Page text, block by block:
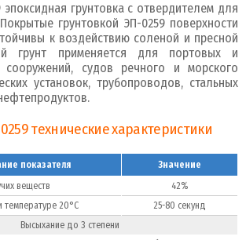
эпоксидная грунтовка с отвердителем для
грунтовкой ЭП-0259 поверхности
к воздействию соленой и пресной
грунт применяется для портовых и
сооружений, судов речного и морского
установок, трубопроводов, стальных
технические характеристики
показателя
Значение
веществ
42%
температуре 20°C
25-80 секунд
Высыхание до 3 степени